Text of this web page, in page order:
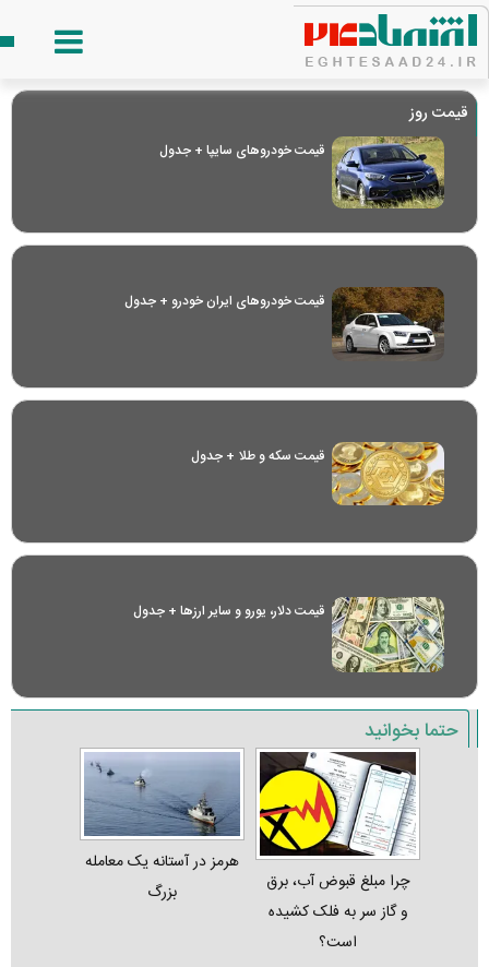
قیمت روز
قیمت خودرو‌های سایپا + جدول
قیمت خودرو‌های ایران خودرو + جدول
قیمت سکه و طلا + جدول
قیمت دلار، یورو و سایر ارز‌ها + جدول
حتما بخوانید
چرا مبلغ قبوض آب، برق
و گاز سر به فلک کشیده
است؟
هرمز در آستانه یک معامله
بزرگ